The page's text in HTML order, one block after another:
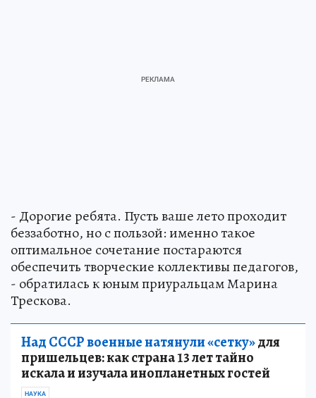
- Дорогие ребята. Пусть ваше лето проходит
беззаботно, но с пользой: именно такое
оптимальное сочетание постараются
обеспечить творческие коллективы педагогов,
- обратилась к юным приуральцам Марина
Трескова.
Над СССР военные натянули «сетку»для
пришельцев: как страна 13 лет тайно
искала и изучала инопланетных гостей
НАУКА